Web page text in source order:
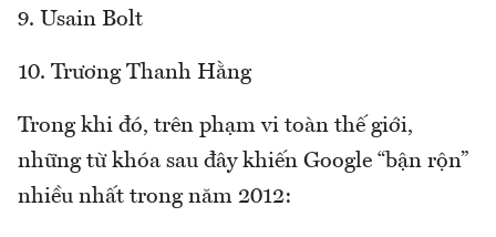
9. Usain Bolt
10. Trương Thanh Hằng
Trong khi đó, trên phạm vi toàn thế giới,
những từ khóa sau đây khiến Google “bận rộn”
nhiều nhất trong năm 2012: